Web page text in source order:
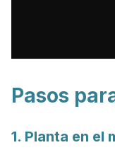
Pasos
1. Planta en el